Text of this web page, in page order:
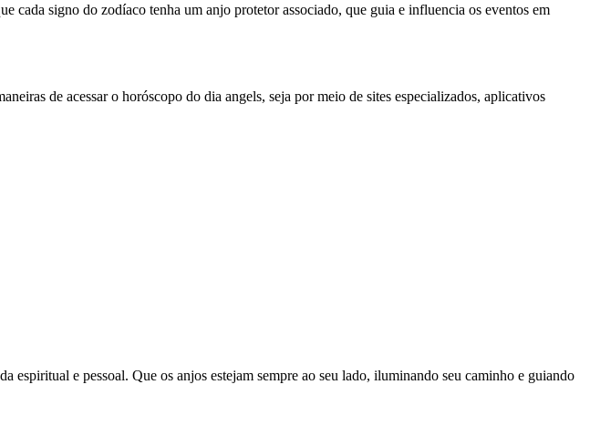
cada signo do zodíaco tenha um anjo protetor associado, que guia e influencia os eventos em
de acessar o horóscopo do dia angels, seja por meio de sites especializados, aplicativos
espiritual e pessoal. Que os anjos estejam sempre ao seu lado, iluminando seu caminho e guiando